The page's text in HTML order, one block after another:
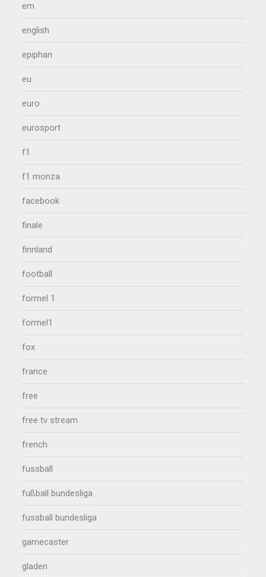
em
english
epiphan
eu
euro
eurosport
f1
f1 monza
facebook
finale
finnland
football
formel 1
formel1
fox
france
free
free tv stream
french
fussball
fußball bundesliga
fussball bundesliga
gamecaster
gladen